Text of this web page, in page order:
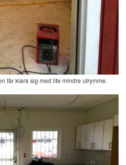
får klara sig med lite mindre utrymme.